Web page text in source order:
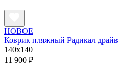
НОВОЕ
Коврик пляжный Радикал драйв
140x140
11 900 ₽